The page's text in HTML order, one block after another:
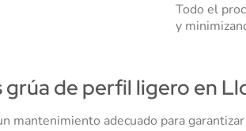
Todo el
y
de perfil ligero en
mantenimiento adecuado para